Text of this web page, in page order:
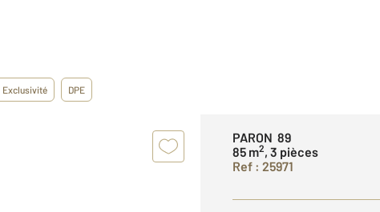
Exclusivité DPE
PARON 89
85 m2, 3 pièces
Ref : 25971